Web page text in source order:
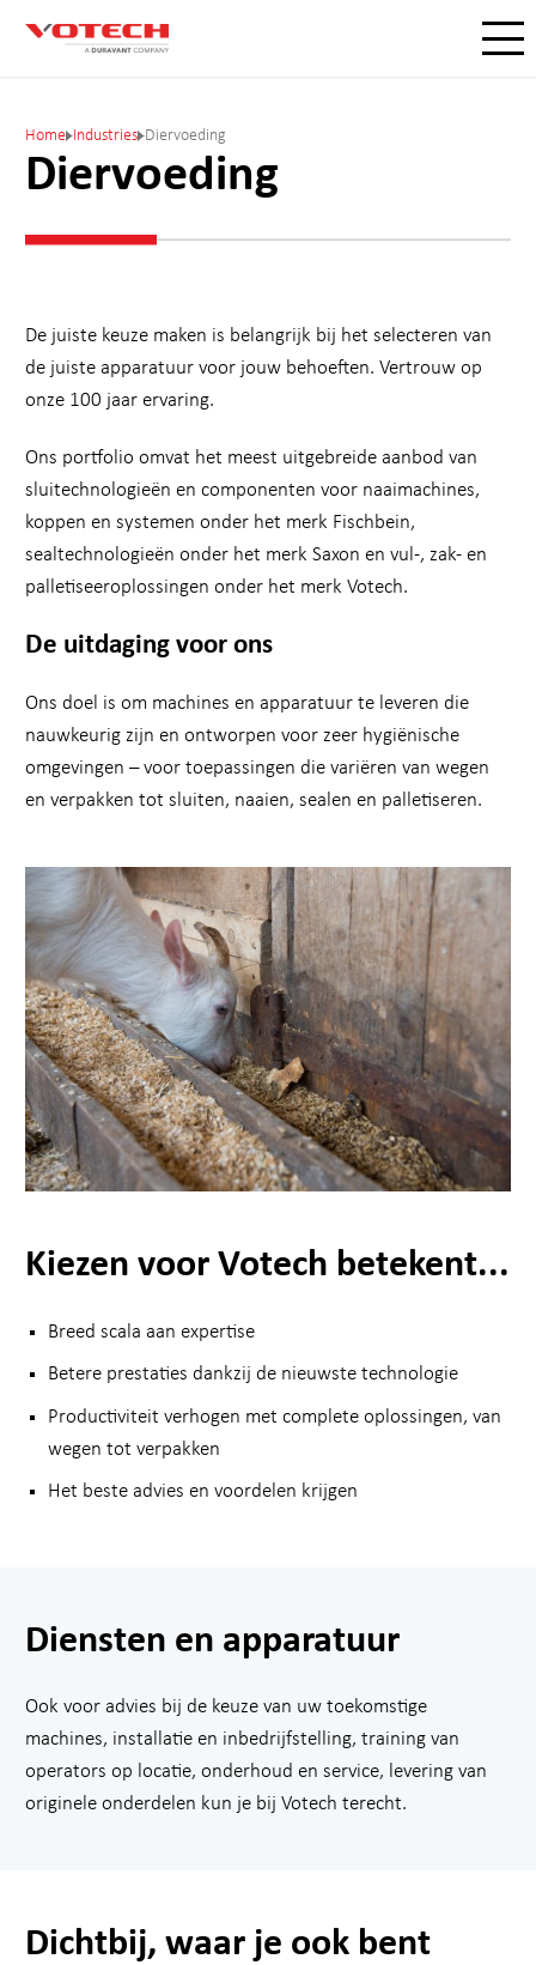
Home Industries Diervoeding
Diervoeding
De juiste keuze maken is belangrijk bij het selecteren van
de juiste apparatuur voor jouw behoeften. Vertrouw op
onze 100 jaar ervaring.
Ons portfolio omvat het meest uitgebreide aanbod van
sluitechnologieën en componenten voor naaimachines,
koppen en systemen onder het merk Fischbein,
sealtechnologieën onder het merk Saxon en vul-, zak- en
palletiseeroplossingen onder het merk Votech.
De uitdaging voor ons
Ons doel is om machines en apparatuur te leveren die
nauwkeurig zijn en ontworpen voor zeer hygiënische
omgevingen – voor toepassingen die variëren van wegen
en verpakken tot sluiten, naaien, sealen en palletiseren.
Kiezen voor Votech betekent...
Breed scala aan expertise
Betere prestaties dankzij de nieuwste technologie
Productiviteit verhogen met complete oplossingen, van
wegen tot verpakken
Het beste advies en voordelen krijgen
Diensten en apparatuur
Ook voor advies bij de keuze van uw toekomstige
machines, installatie en inbedrijfstelling, training van
operators op locatie, onderhoud en service, levering van
originele onderdelen kun je bij Votech terecht.
Dichtbij, waar je ook bent